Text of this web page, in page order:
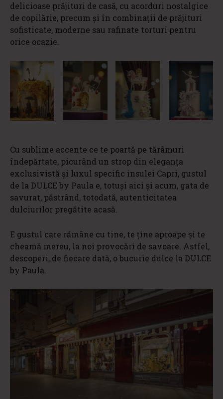
delicioase prăjituri de casă, cu acorduri nostalgice
de copilărie, precum și în combinații de prăjituri
sofisticate, moderne sau rafinate torturi pentru
orice ocazie.
Cu sublime accente ce te poartă pe tărâmuri
îndepărtate, picurând un strop din eleganța
exclusivistă și luxul specific insulei Capri, gustul
de la DULCE by Paula e, totuși aici și acum, gata de
savurat, păstrând, totodată, autenticitatea
dulciurilor pregătite acasă.
E gustul care rămâne cu tine, te ține aproape și te
cheamă mereu, la noi provocări de savoare. Astfel,
descoperi, de fiecare dată, o bucurie dulce la DULCE
by Paula.